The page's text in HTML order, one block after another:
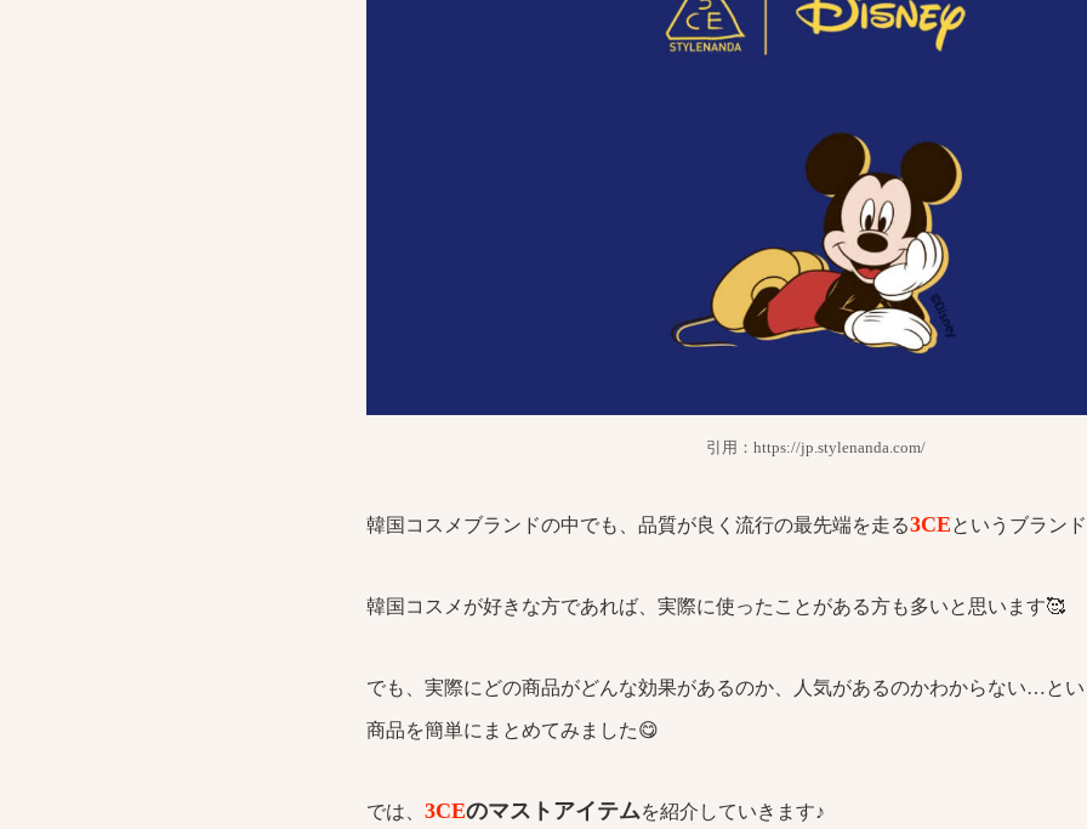
引用：https://jp.stylenanda.com/
韓国コスメブランドの中でも、品質が良く流行の最先端を走る3CEというブラン
韓国コスメが好きな方であれば、実際に使ったことがある方も多いと思います🥰
でも、実際にどの商品がどんな効果があるのか、人気があるのかわからない…と
商品を簡単にまとめてみました😋
では、 3CEのマストアイテムを紹介していきます♪